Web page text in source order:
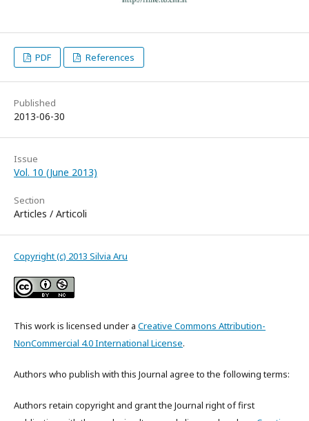
PDF References
Published
2013-06-30
Issue
Vol. 10 (June 2013)
Section
Articles / Articoli
Copyright (c) 2013 Silvia Aru
This work is licensed under a Creative Commons Attribution-
NonCommercial 4.0 International License.
Authors who publish with this Journal agree to the following terms:
Authors retain copyright and grant the Journal right of first